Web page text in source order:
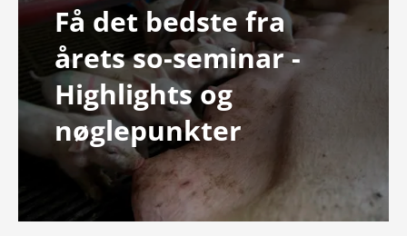
Få det bedste fra
årets so-seminar -
Highlights og
nøglepunkter
Fjerkræ
Viden
Podcast
Karriere
Om os